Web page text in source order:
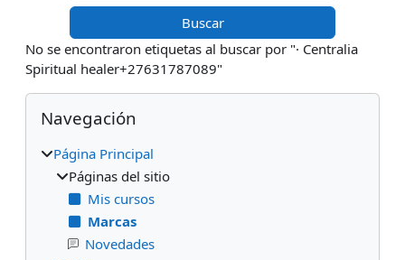
No se encontraron etiquetas al buscar por "· Centralia
Spiritual healer+27631787089"
Bloques
Salta Navegación
Navegación
Página Principal
Páginas del sitio
Mis cursos
Marcas
Novedades